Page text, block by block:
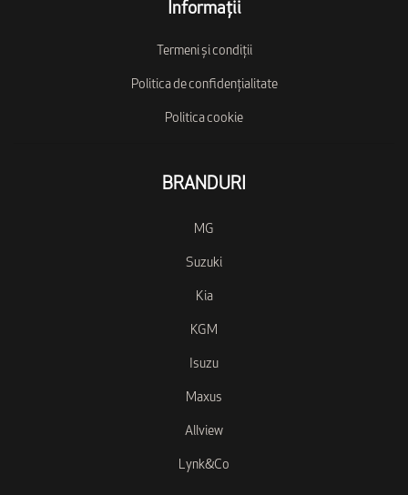
Informații
Termeni și condiții
Politica de confidențialitate
Politica cookie
BRANDURI
MG
Suzuki
Kia
KGM
Isuzu
Maxus
Allview
Lynk&Co